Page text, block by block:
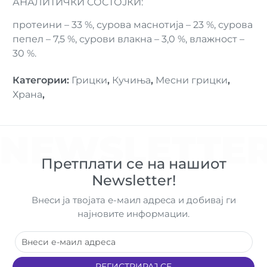
протеини – 33 %, сурова маснотија – 23 %, сурова
пепел – 7,5 %, сурови влакна – 3,0 %, влажност –
30 %.
Категории: Грицки, Кучиња, Месни грицки,
Храна,
Претплати се на нашиот
Newsletter!
Внеси ја твојата е-маил адреса и добивај ги
најновите информации.